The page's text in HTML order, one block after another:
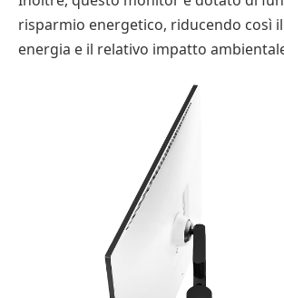
risparmio energetico, riducendo così
energia e il relativo impatto